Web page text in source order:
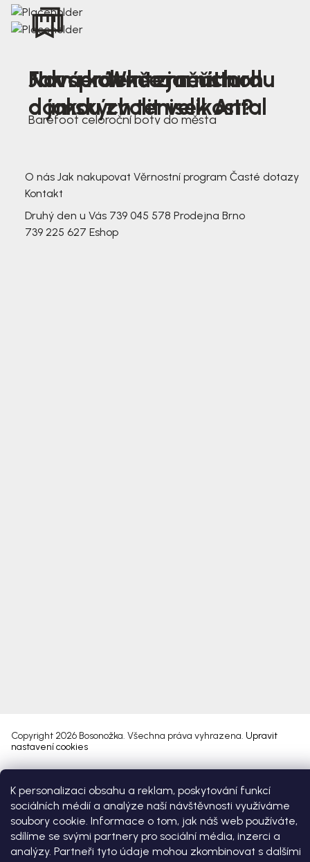
K personalizaci obsahu a reklam, poskytování funkcí
sociálních médií a analýze naší návštěvnosti využíváme
soubory cookie. Informace o tom, jak náš web používáte,
sdílíme se svými partnery pro sociální média, inzerci a
analýzy. Partneři tyto údaje mohou zkombinovat s dalšími
Nová kolekce jarních
dámských tenisek Antal
Jak správně změřit nohu
a jakou zvolit velikost?
Farmer Winter mustard
Barefoot celoroční boty do města
O nás Jak nakupovat Věrnostní program Časté dotazy
Kontakt
Druhý den u Vás 739 045 578 Prodejna Brno
739 225 627 Eshop
Copyright 2026 Bosonožka. Všechna práva vyhrazena. Upravit
nastavení cookies